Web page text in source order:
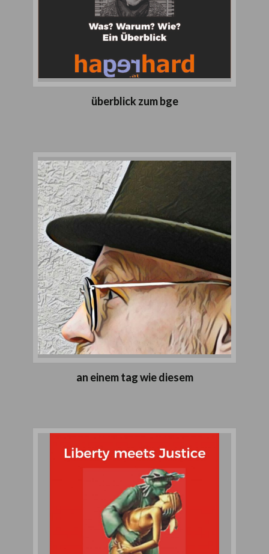
überblick zum bge
an einem tag wie diesem